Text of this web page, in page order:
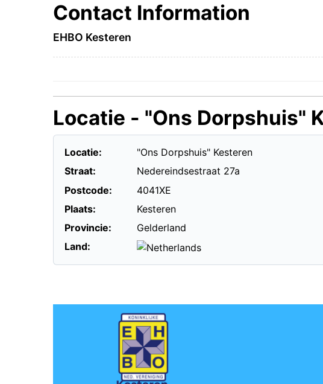
Contact Information
EHBO Kesteren
Locatie - "Ons Dorpshuis"
Locatie:
"Ons Dorpshuis" Kesteren
Straat:
Nedereindsestraat 27a
Postcode:
4041XE
Plaats:
Kesteren
Provincie:
Gelderland
Land: